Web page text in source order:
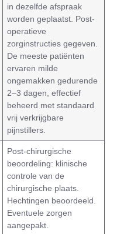
in dezelfde afspraak
worden geplaatst. Post-
operatieve
zorginstructies gegeven.
De meeste patiënten
ervaren milde
ongemakken gedurende
2–3 dagen, effectief
beheerd met standaard
vrij verkrijgbare
pijnstillers.
Post-chirurgische
beoordeling: klinische
controle van de
chirurgische plaats.
Hechtingen beoordeeld.
Eventuele zorgen
aangepakt.